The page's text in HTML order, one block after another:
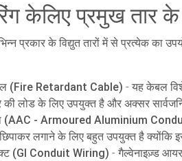
केलिए प्रमुख तार
प्रकार के विद्युत तारों में से प्रत्येक का
(Fire Retardant Cable) - यह केबल
की लोड के लिए उपयुक्त है और अक्सर
(AAC - Armoured Aluminium
छिपाकर लगाने के लिए बहुत उपयुक्त है क्योंकि
(GI Conduit Wiring) - गैल्वेनाइज़्ड